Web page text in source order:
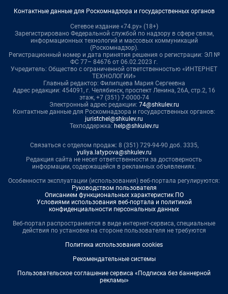
Контактные данные для Роскомнадзора и государственных органов
Сетевое издание «74.ру» (18+)
Зарегистрировано Федеральной службой по надзору в сфере связи,
информационных технологий и массовых коммуникаций
(Роскомнадзор).
Регистрационный номер и дата принятия решения о регистрации: ЭЛ №
ФС 77– 84676 от 06.02.2023 г.
Учредитель: Общество с ограниченной ответственностью «ИНТЕРНЕТ
ТЕХНОЛОГИИ»
Главный редактор: Филипцева Мария Сергеевна
Адрес редакции: 454091, г. Челябинск, проспект Ленина, 26А, стр.2, 16
этаж, +7 (351) 7-0000-74
Электронный адрес редакции: 74@shkulev.ru
Контактные данные для Роскомнадзора и государственных органов:
juristchel@shkulev.ru
Техподдержка: help@shkulev.ru
Связаться с отделом продаж: 8 (351) 729-94-90 доб. 3335,
yuliya.latypova@shkulev.ru
Редакция сайта не несет ответственности за достоверность
информации, содержащейся в рекламных объявлениях.
Особенности эксплуатации (использования) веб-портала регулируются:
Руководством пользователя
Описанием функциональных характеристик ПО
Условиями использования веб-портала и политикой
конфиденциальности персональных данных
Веб-портал распространяется в виде интернет-сервиса, специальные
действия по установке на стороне пользователя не требуются
Политика использования cookies
Рекомендательные системы
Пользовательское соглашение сервиса «Подписка без баннерной
рекламы»